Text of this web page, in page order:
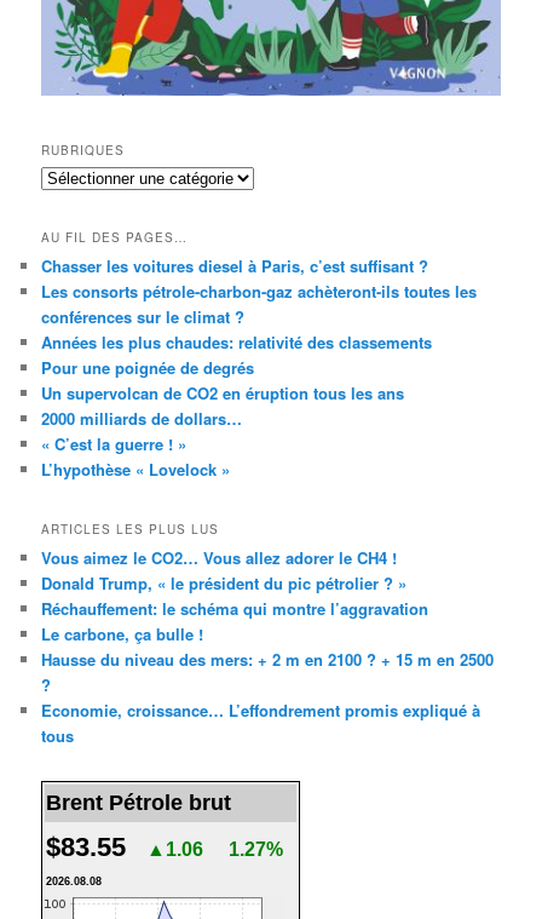
RUBRIQUES
RUBRIQUES
AU FIL DES PAGES…
Chasser les voitures diesel à Paris, c’est suffisant ?
Les consorts pétrole-charbon-gaz achèteront-ils toutes les
conférences sur le climat ?
Années les plus chaudes: relativité des classements
Pour une poignée de degrés
Un supervolcan de CO2 en éruption tous les ans
2000 milliards de dollars…
« C’est la guerre ! »
L’hypothèse « Lovelock »
ARTICLES LES PLUS LUS
Vous aimez le CO2… Vous allez adorer le CH4 !
Donald Trump, « le président du pic pétrolier ? »
Réchauffement: le schéma qui montre l’aggravation
Le carbone, ça bulle !
Hausse du niveau des mers: + 2 m en 2100 ? + 15 m en 2500
?
Economie, croissance… L’effondrement promis expliqué à
tous
Brent Pétrole brut
$83.55 ▲1.06 1.27%
2026.08.08